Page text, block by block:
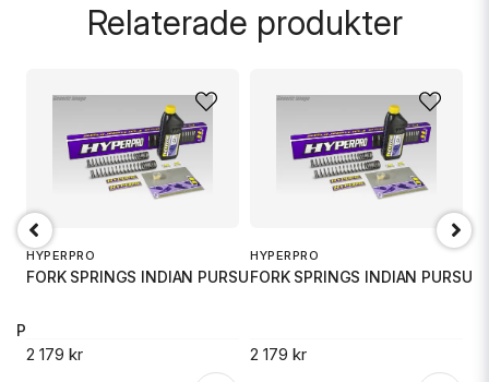
name
Namn
Mejladress
Ja, ni får publicera min fråga
Relaterade produkter
DU
HYPERPRO
FORK SPRINGS INDIAN PURSUIT EL
2 179 kr
HYPERPRO
FORK SPRINGS INDIAN
2 179 kr